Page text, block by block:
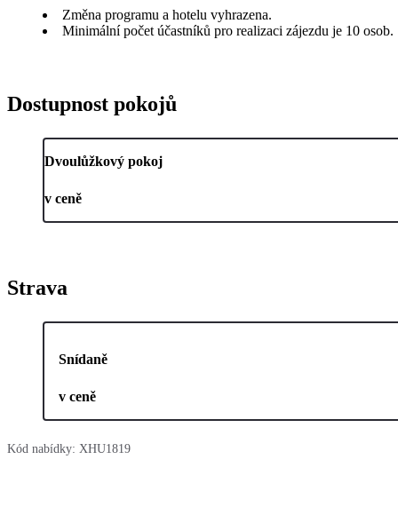
Změna programu a hotelu vyhrazena.
Minimální počet účastníků pro realizaci zájezdu je 10 osob.
Dostupnost pokojů
Dvoulůžkový pokoj
v ceně
Strava
Snídaně
v ceně
Kód nabídky: XHU1819